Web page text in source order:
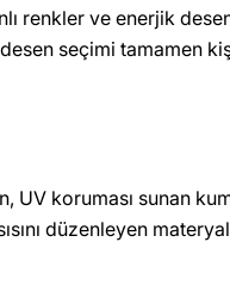
renkler ve enerjik
seçimi tamamen
UV koruması sunan
düzenleyen